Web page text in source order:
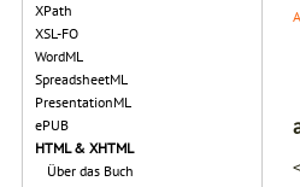
XPath
XSL-FO
WordML
SpreadsheetML
PresentationML
ePUB
HTML & XHTML
Über das Buch
A